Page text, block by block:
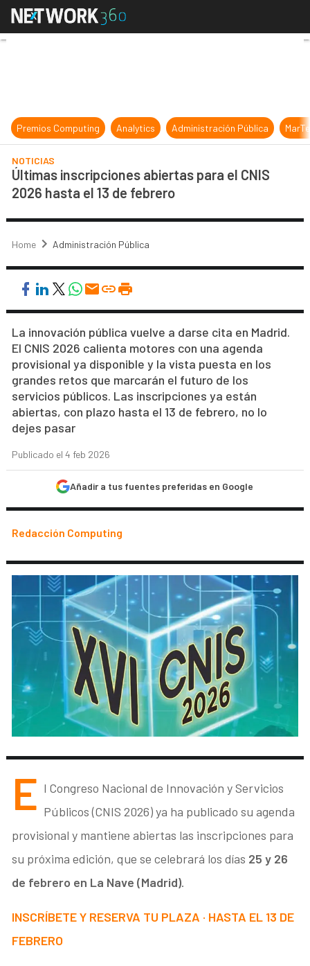
Últimas inscripciones abiertas
Premios Computing Analytics Administración Pública
NOTICIAS
Últimas inscripciones abiertas para el CNIS
2026 hasta el 13 de febrero
Home Administración Pública
La innovación pública vuelve a darse cita en Madrid.
El CNIS 2026 calienta motores con una agenda
provisional ya disponible y la vista puesta en los
grandes retos que marcarán el futuro de los
servicios públicos. Las inscripciones ya están
abiertas, con plazo hasta el 13 de febrero, no lo
dejes pasar
Publicado el 4 feb 2026
Añadir a tus fuentes preferidas en Google
Redacción Computing
E l Congreso Nacional de Innovación y Servicios
Públicos (CNIS 2026) ya ha publicado su agenda
provisional y mantiene abiertas las inscripciones para
su próxima edición, que se celebrará los días 25 y 26
de febrero en La Nave (Madrid).
INSCRÍBETE Y RESERVA TU PLAZA · HASTA EL 13 DE
FEBRERO